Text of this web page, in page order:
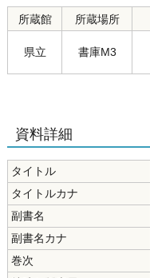
所蔵館 所蔵場所
県立 書庫M3
資料詳細
タイトル
タイトルカナ
副書名
副書名カナ
巻次